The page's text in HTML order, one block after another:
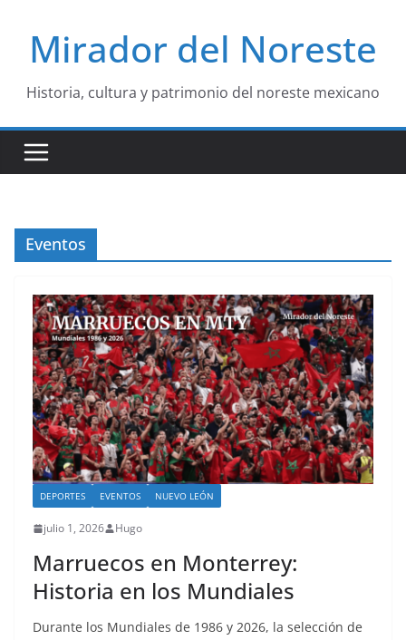
contenido
Mirador del Noreste
Historia, cultura y patrimonio del noreste mexicano
Eventos
DEPORTES EVENTOS NUEVO LEÓN
julio 1, 2026 Hugo
Marruecos en Monterrey:
Historia en los Mundiales
Durante los Mundiales de 1986 y 2026, la selección de